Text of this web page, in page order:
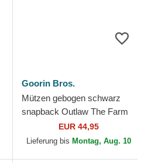
Goorin Bros.
Mützen gebogen schwarz
snapback Outlaw The Farm
Goorin Bros.EUR 44,95
Lieferung bis Montag, Aug. 10